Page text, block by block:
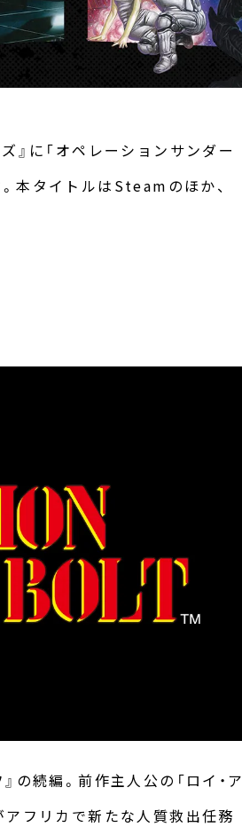
』に「オペレーションサンダー
本タイトルはSteamのほか、
続編。前作主人公の「ロイ・ア
アフリカで新たな人質救出任務